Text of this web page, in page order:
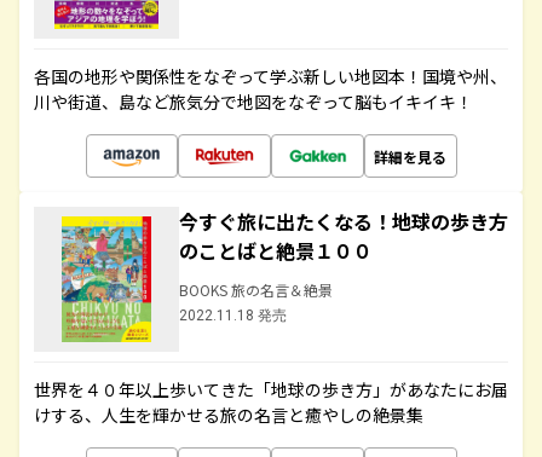
各国の地形や関係性をなぞって学ぶ新しい地図本！国境や州、
川や街道、島など旅気分で地図をなぞって脳もイキイキ！
詳細を見る
今すぐ旅に出たくなる！地球の歩き方
のことばと絶景１００
BOOKS 旅の名言＆絶景
2022.11.18 発売
世界を４０年以上歩いてきた「地球の歩き方」があなたにお届
けする、人生を輝かせる旅の名言と癒やしの絶景集